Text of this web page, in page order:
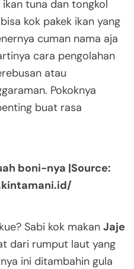
tuna dan tongkol
kok pakek ikan yang
cuman nama aja
cara pengolahan
atau
Pokoknya
buat rasa
boni-nya |Source:
Sabi kok makan Jaje
dari rumput laut yang
ini ditambahin gula